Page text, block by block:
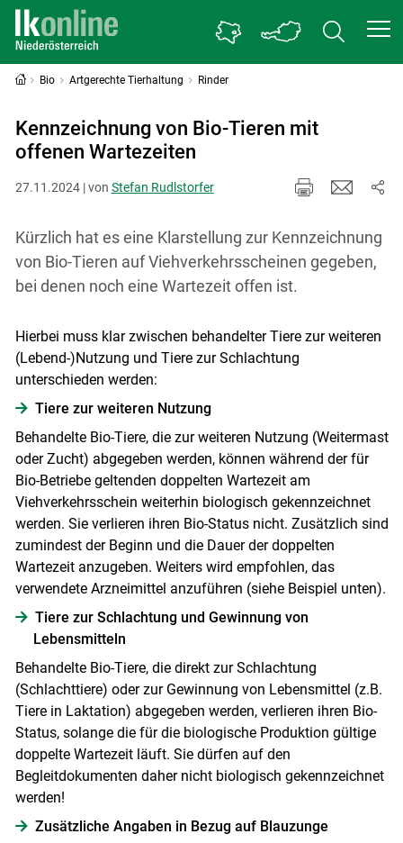
Skip to main content
Bio Artgerechte Tierhaltung Rinder
Kennzeichnung von Bio-Tieren mit
offenen Wartezeiten
27.11.2024 | von Stefan Rudlstorfer
Kürzlich hat es eine Klarstellung zur Kennzeichnung
von Bio-Tieren auf Viehverkehrsscheinen gegeben,
bei denen noch eine Wartezeit offen ist.
Hierbei muss klar zwischen behandelter Tiere zur weiteren
(Lebend-)Nutzung und Tiere zur Schlachtung
unterschieden werden:
Tiere zur weiteren Nutzung
Behandelte Bio-Tiere, die zur weiteren Nutzung (Weitermast
oder Zucht) abgegeben werden, können während der für
Bio-Betriebe geltenden doppelten Wartezeit am
Viehverkehrsschein weiterhin biologisch gekennzeichnet
werden. Sie verlieren ihren Bio-Status nicht. Zusätzlich sind
zumindest der Beginn und die Dauer der doppelten
Wartezeit anzugeben. Weiters wird empfohlen, das
verwendete Arzneimittel anzuführen (siehe Beispiel unten).
Tiere zur Schlachtung und Gewinnung von
Lebensmitteln
Behandelte Bio-Tiere, die direkt zur Schlachtung
(Schlachttiere) oder zur Gewinnung von Lebensmittel (z.B.
Tiere in Laktation) abgegeben werden, verlieren ihren Bio-
Status, solange die für die biologische Produktion gültige
doppelte Wartezeit läuft. Sie dürfen auf den
Begleitdokumenten daher nicht biologisch gekennzeichnet
werden!
Zusätzliche Angaben in Bezug auf Blauzunge